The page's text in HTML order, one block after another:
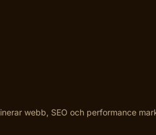
webb, SEO och performance